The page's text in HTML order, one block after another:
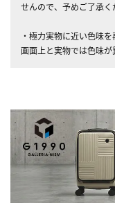
せんので、予めご了承く
・極力実物に近い色味
画面上と実物では色味が